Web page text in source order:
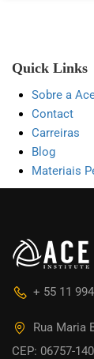
Quick Links
Sobre a
Contact
Carreiras
Blog
Materiais
+ 55 11
Rua Maria
CEP: 06757-140